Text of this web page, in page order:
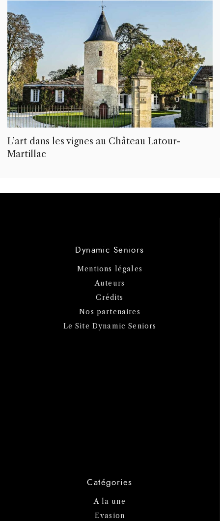
L’art dans les vignes au Château Latour-
Martillac
Dynamic Seniors
Mentions légales
Auteurs
Crédits
Nos partenaires
Le Site Dynamic Seniors
Catégories
A la une
Evasion